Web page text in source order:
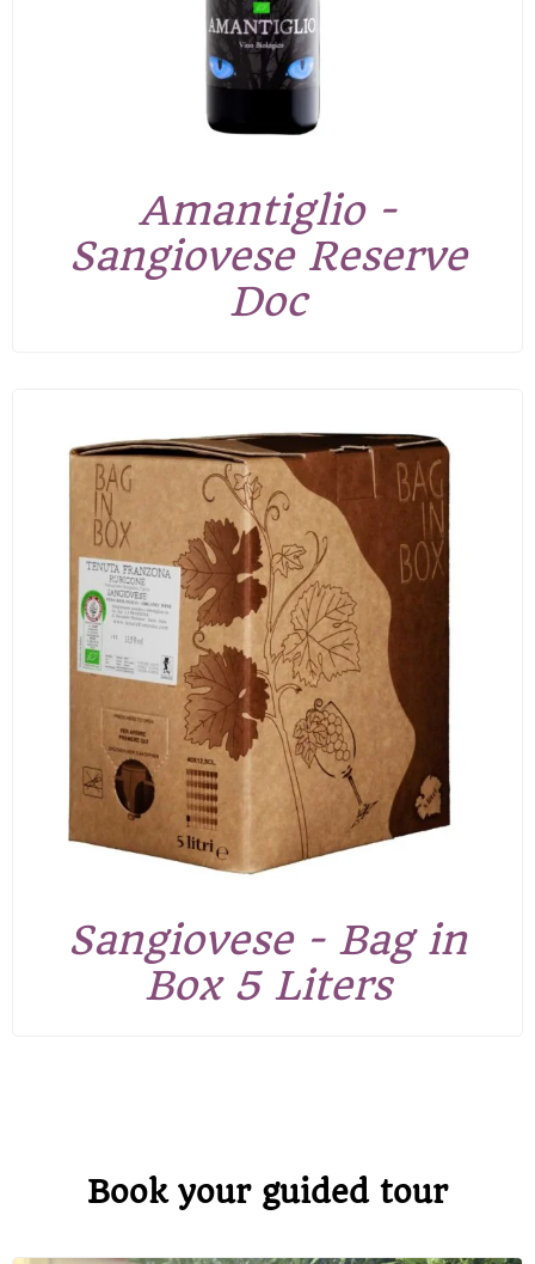
Amantiglio -
Sangiovese Reserve
Doc
Sangiovese - Bag in
Box 5 Liters
Book your guided tour